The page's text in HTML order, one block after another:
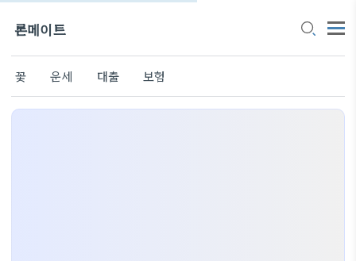
론메이트
꽃 운세 대출 보험